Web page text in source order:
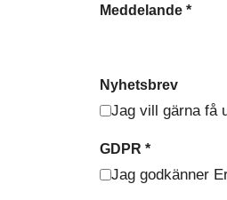
Meddelande *
Nyhetsbrev
Jag vill gärna få
GDPR *
Jag godkänner